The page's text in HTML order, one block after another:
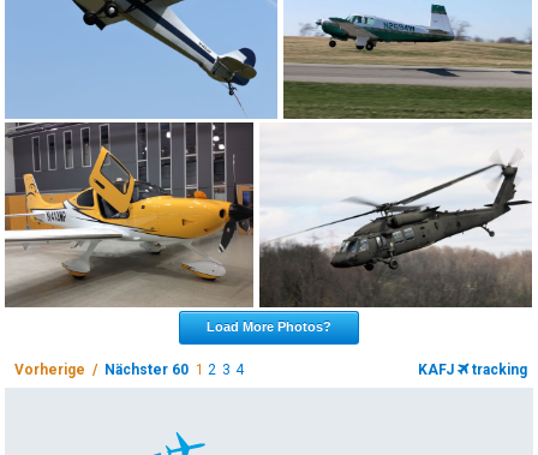
Load More Photos?
Vorherige / Nächster 60 12 3 4 KAFJ tracking